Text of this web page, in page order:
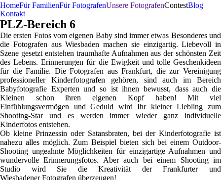
HomeFür FamilienFür FotografenUnsere FotografenContestBlog
Kontakt
PLZ-Bereich 6
Die ersten Fotos vom eigenen Baby sind immer etwas Besonderes und
die Fotografen aus Wiesbaden machen sie einzigartig. Liebevoll in
Szene gesetzt entstehen traumhafte Aufnahmen aus der schönsten Zeit
des Lebens. Erinnerungen für die Ewigkeit und tolle Geschenkideen
für die Familie. Die Fotografen aus Frankfurt, die zur Vereinigung
professioneller Kinderfotografen gehören, sind auch im Bereich
Babyfotografie Experten und so ist ihnen bewusst, dass auch die
Kleinen schon ihren eigenen Kopf haben! Mit viel
Einfühlungsvermögen und Geduld wird Ihr kleiner Liebling zum
Shooting-Star und es werden immer wieder ganz individuelle
Kinderfotos entstehen.
Ob kleine Prinzessin oder Satansbraten, bei der Kinderfotografie ist
nahezu alles möglich. Zum Beispiel bieten sich bei einem Outdoor-
Shooting ungeahnte Möglichkeiten für einzigartige Aufnahmen und
wundervolle Erinnerungsfotos. Aber auch bei einem Shooting im
Studio wird Sie die Kreativität der Frankfurter und
Wiesbadener Fotografen überzeugen!